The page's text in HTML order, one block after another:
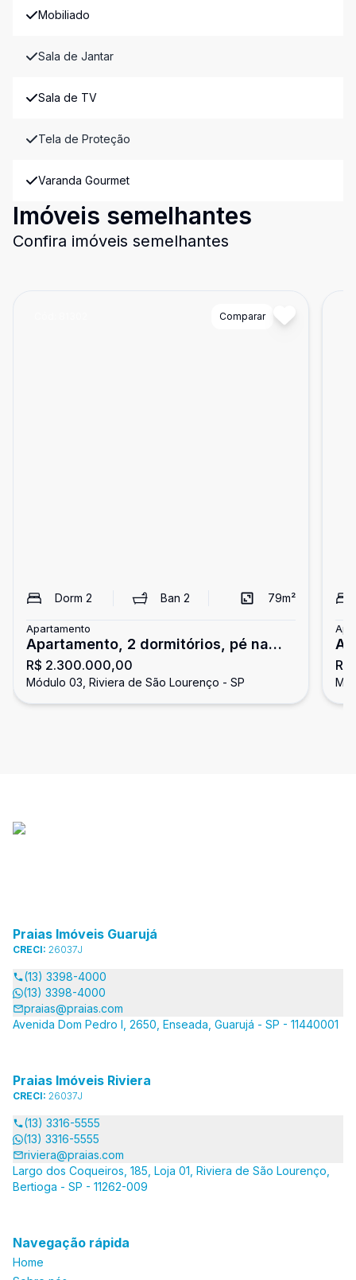
Mobiliado
Sala de Jantar
Sala de TV
Tela de Proteção
Varanda Gourmet
Imóveis semelhantes
Confira imóveis semelhantes
Comparar
Dorm 2 Ban2 79m²
Apartamento
Apartamento, 2 dormitórios, pé na
areia, Riviera de São Lourenço
R$ 2.300.000,00
Módulo 03, Riviera de São Lourenço - SP
Praias Imóveis Guarujá
CRECI: 26037J
(13) 3398-4000
(13) 3398-4000
praias@praias.com
Avenida Dom Pedro I, 2650, Enseada, Guarujá - SP - 11440001
Praias Imóveis Riviera
CRECI: 26037J
(13) 3316-5555
(13) 3316-5555
riviera@praias.com
Largo dos Coqueiros, 185, Loja 01, Riviera de São Lourenço,
Bertioga - SP - 11262-009
Navegação rápida
Home